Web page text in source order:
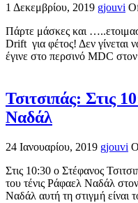
1 Δεκεμβρίου, 2019 gjouvi
Πάρτε μάσκες και
Drift για φέτος! Δεν γίνεται
έγινε στο περσινό MDC
Τσιτσιπάς: Στις
Ναδάλ
24 Ιανουαρίου, 2019 gjouvi
Στις 10:30 ο Στέφανος
του τένις Ράφαελ Ναδάλ
Ναδάλ αυτή τη στιγμή είναι